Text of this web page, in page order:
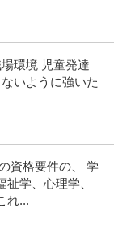
環境 児童発達
いように強いた
資格要件の、 学
学、心理学、
れ...